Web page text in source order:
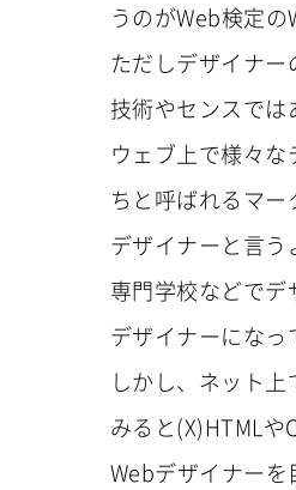
うのがWeb検定の
ただしデザイナ
技術やセンスでは
ウェブ上で様々
ちと呼ばれるマー
デザイナーと言う
専門学校などで
デザイナーになっ
しかし、ネット
みると(X)HTMLや
Webデザイナー